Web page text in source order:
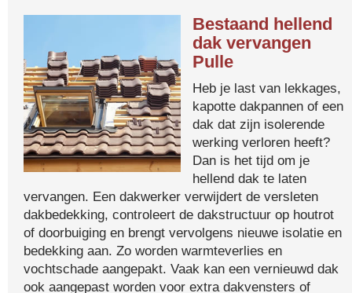
Bestaand hellend
dak vervangen
Pulle
Heb je last van lekkages,
kapotte dakpannen of een
dak dat zijn isolerende
werking verloren heeft?
Dan is het tijd om je
hellend dak te laten
vervangen. Een dakwerker verwijdert de versleten
dakbedekking, controleert de dakstructuur op houtrot
of doorbuiging en brengt vervolgens nieuwe isolatie en
bedekking aan. Zo worden warmteverlies en
vochtschade aangepakt. Vaak kan een vernieuwd dak
ook aangepast worden voor extra dakvensters of